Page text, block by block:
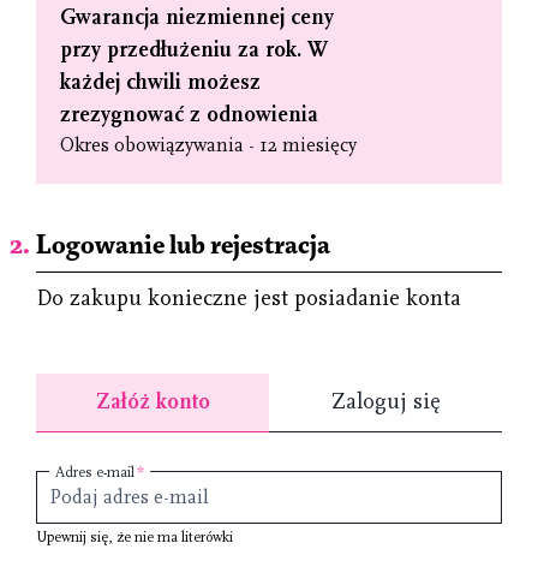
Gwarancja niezmiennej ceny
przy przedłużeniu za rok. W
każdej chwili możesz
zrezygnować z odnowienia
Okres obowiązywania - 12 miesięcy
Logowanie lub rejestracja
Do zakupu konieczne jest posiadanie konta
Załóż konto
Adres e-mail
Upewnij się, że nie ma literówki
Zaloguj się